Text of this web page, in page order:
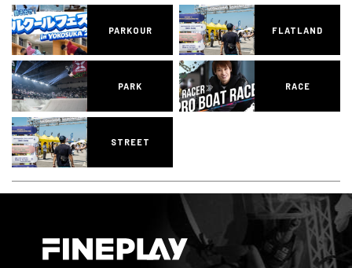
PARKOUR FLATLAND
PARK RACE
STREET